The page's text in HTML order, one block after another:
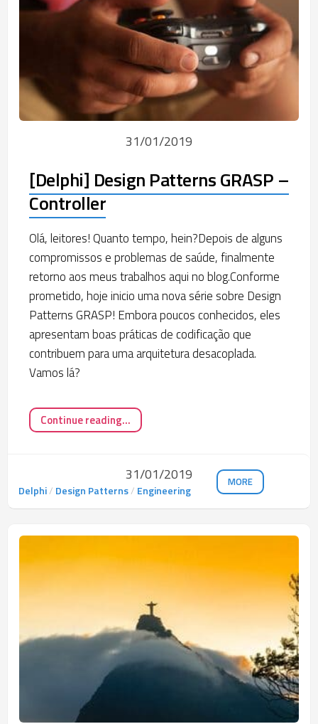
31/01/2019
[Delphi] Design Patterns GRASP –
Controller
Olá, leitores! Quanto tempo, hein?Depois de alguns
compromissos e problemas de saúde, finalmente
retorno aos meus trabalhos aqui no blog.Conforme
prometido, hoje inicio uma nova série sobre Design
Patterns GRASP! Embora poucos conhecidos, eles
apresentam boas práticas de codificação que
contribuem para uma arquitetura desacoplada.
Vamos lá?
Continue reading...
31/01/2019
Delphi/ Design Patterns/ Engineering
MORE